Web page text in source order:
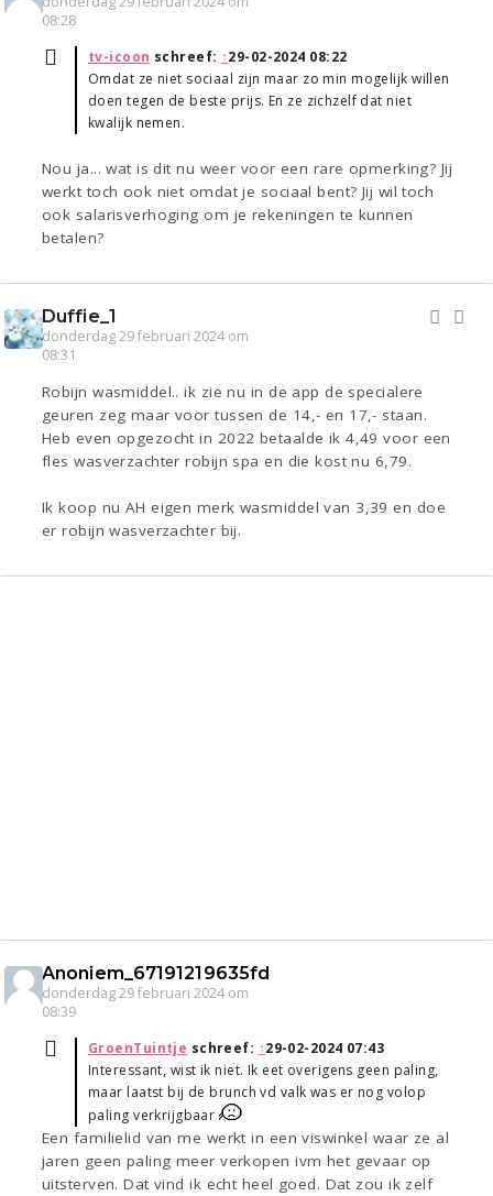
08:28
tv-icoon schreef: ↑29-02-2024 08:22
Omdat ze niet sociaal zijn maar zo min mogelijk willen
doen tegen de beste prijs. En ze zichzelf dat niet
kwalijk nemen.
Nou ja... wat is dit nu weer voor een rare opmerking? Jij
werkt toch ook niet omdat je sociaal bent? Jij wil toch
ook salarisverhoging om je rekeningen te kunnen
betalen?
Duffie_1
donderdag 29 februari 2024 om
08:31
Robijn wasmiddel.. ik zie nu in de app de specialere
geuren zeg maar voor tussen de 14,- en 17,- staan.
Heb even opgezocht in 2022 betaalde ik 4,49 voor een
fles wasverzachter robijn spa en die kost nu 6,79.
Ik koop nu AH eigen merk wasmiddel van 3,39 en doe
er robijn wasverzachter bij.
Anoniem_67191219635fd
donderdag 29 februari 2024 om
08:39
GroenTuintje schreef: ↑29-02-2024 07:43
Interessant, wist ik niet. Ik eet overigens geen paling,
maar laatst bij de brunch vd valk was er nog volop
paling verkrijgbaar
Een familielid van me werkt in een viswinkel waar ze al
jaren geen paling meer verkopen ivm het gevaar op
uitsterven. Dat vind ik echt heel goed. Dat zou ik zelf